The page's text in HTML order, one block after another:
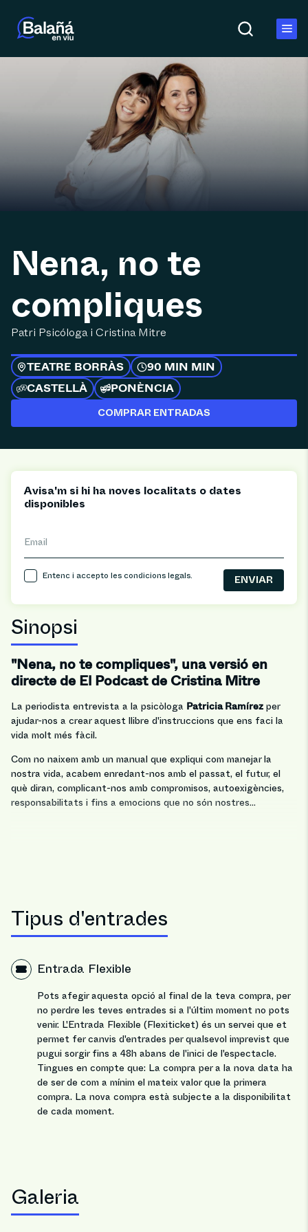
Nena, no te
compliques
Patri Psicóloga i Cristina Mitre
TEATRE BORRÀS
90 MIN MIN
CASTELLÀ
PONÈNCIA
COMPRAR ENTRADAS
Sinopsi
"Nena, no te compliques", una versió en
directe de El Podcast de Cristina Mitre
La periodista entrevista a la psicòloga Patricia Ramírez per
ajudar-nos a crear aquest llibre d'instruccions que ens faci la
vida molt més fàcil.
Com no naixem amb un manual que expliqui com manejar la
nostra vida, acabem enredant-nos amb el passat, el futur, el
què diran, complicant-nos amb compromisos, autoexigències,
responsabilitats i fins a emocions que no són nostres...
Tipus d'entrades
Entrada Flexible
Pots afegir aquesta opció al final de la teva compra, per
no perdre les teves entrades si a l'últim moment no pots
venir. L'Entrada Flexible (Flexiticket) és un servei que et
permet fer canvis d'entrades per qualsevol imprevist que
pugui sorgir fins a 48h abans de l'inici de l'espectacle.
Tingues en compte que: La compra per a la nova data ha
de ser de com a mínim el mateix valor que la primera
compra. La nova compra està subjecte a la disponibilitat
de cada moment.
Galeria
Avisa'm si hi ha noves localitats o dates
disponibles
Email
Entenc i accepto lescondicions legals